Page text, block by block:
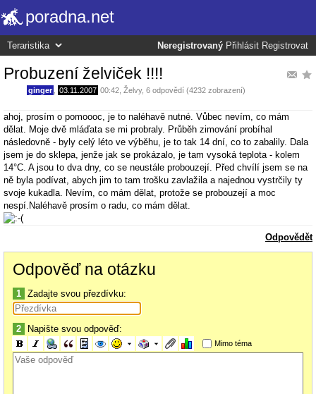
poradna.net
Neregistrovaný Přihlásit Registrovat
Probuzení želviček !!!!
ginger 03.11.2007 00:42 Želvy, 6 odpovědí (4232 zobrazení)
ahoj, prosím o pomoooc, je to naléhavě nutné. Vůbec nevím, co mám
dělat. Moje dvě mláďata se mi probraly. Průběh zimování probíhal
následovně - byly celý léto ve výběhu, je to tak 14 dní, co to zabalily. Dala
jsem je do sklepa, jenže jak se prokázalo, je tam vysoká teplota - kolem
14°C. A jsou to dva dny, co se neustále probouzejí. Před chvílí jsem se na
ně byla podívat, abych jim to tam trošku zavlažila a najednou vystrčily ty
svoje kukadla. Nevím, co mám dělat, protože se probouzejí a moc
nespí.Naléhavě prosím o radu, co mám dělat.
Odpovědět
Odpověď na otázku
1 Zadajte svou přezdívku:
2 Napište svou odpověď:
Mimo téma